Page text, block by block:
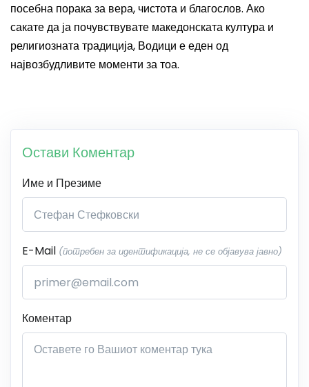
посебна порака за вера, чистота и благослов. Ако
сакате да ја почувствувате македонската култура и
религиозната традиција, Водици е еден од
највозбудливите моменти за тоа.
Остави Коментар
Име и Презиме
E-Mail (потребен за идентификација, не се објавува јавно)
Коментар